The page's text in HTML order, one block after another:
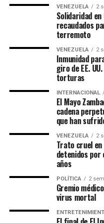
VENEZUELA 2
Solidaridad
recaudados
terremoto
VENEZUELA 2
Inmunidad
giro de EE.
torturas
INTERNACIONAL
El Mayo
cadena
que han
VENEZUELA 2
Trato cruel en
detenidos por
años
POLÍTICA 2
Gremio
virus mortal